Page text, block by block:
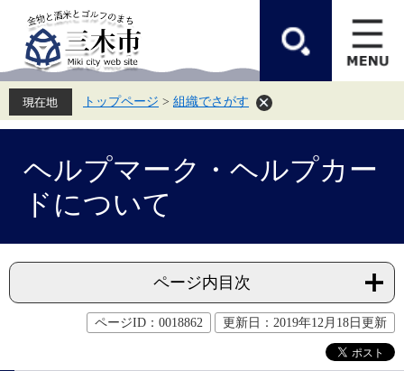
先
頭
す。
を
飛
し
トップページ > 組織でさがす
ヘルプマーク・ヘルプカー
ドについて
ページ内目次
ページID：0018862 更新日：2019年12月18日更新